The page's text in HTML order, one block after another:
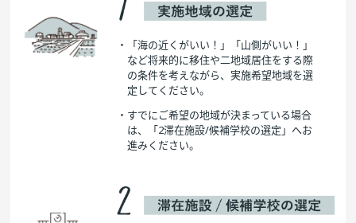
・「海の近くがいい！」「山側がいい！」
など将来的に移住や二地域居住をする際
の条件を考えながら、実施希望地域を選
定してください。
・すでにご希望の地域が決まっている場合
は、「2滞在施設/候補学校の選定」へお
進みください。